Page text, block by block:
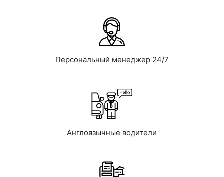
Персональный менеджер 24/7
Англоязычные водители